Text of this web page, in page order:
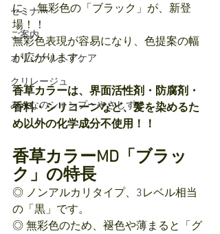
セミナー
ご案内
オリジナルヘアケア
クリレージュ
みんなのシャンプーやさしずく
に、 無彩色の「ブラック」が、新登
場！！
無彩色表現が容易になり、色提案の幅
が広がります。
香草カラーは、界面活性剤・防腐剤・
香料・シリコーンなど、髪を染めるた
め以外の化学成分不使用！！
香草カラーMD「ブラッ
ク」の特長
◎ ノンアルカリタイプ、3レベル相当
の「黒」です。
◎ 無彩色のため、褪色や薄まると「グ